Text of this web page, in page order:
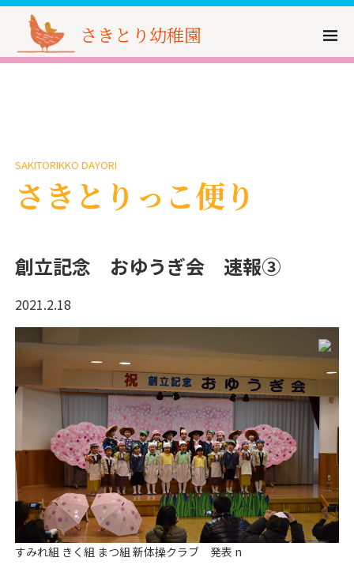
さきとり幼稚園
SAKITORIKKO DAYORI
さきとりっこ便り
創立記念 おゆうぎ会 速報③
2021.2.18
すみれ組 きく組 まつ組 新体操クラブ 発表 n